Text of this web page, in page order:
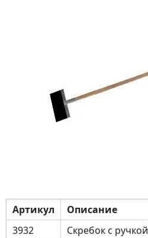
Артикул
Описание
3932
Скребок с ручкой